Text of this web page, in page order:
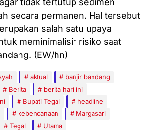
secara permanen. Hal tersebut
salah satu upaya
meminimalisir risiko saat
(EW/hn)
aktual
banjir bandang
Berita
berita hari ini
Bupati Tegal
headline
kebencanaan
Margasari
Tegal Utama